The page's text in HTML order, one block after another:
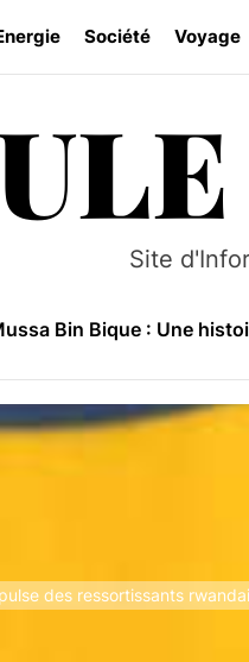
Société Voyage
Site
L’ethnie Makua au
de Niassa : Un
Renforcer le tourisme au
Bin Bique : Une
richesse culturelle et
Makua au
Bin Bique : Une
des ressortissants